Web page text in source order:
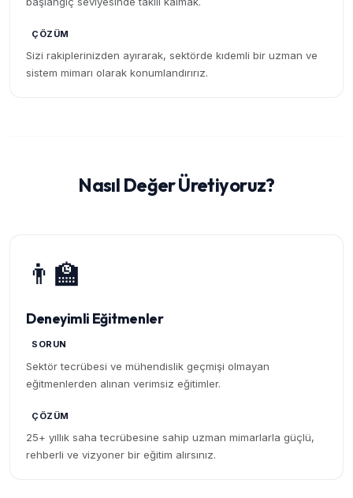
ÇÖZÜM
Sizi rakiplerinizden ayırarak, sektörde kıdemli bir uzman ve
sistem mimarı olarak konumlandırırız.
Nasıl Değer Üretiyoruz?
👨‍🏫
Deneyimli Eğitmenler
SORUN
Sektör tecrübesi ve mühendislik geçmişi olmayan
eğitmenlerden alınan verimsiz eğitimler.
ÇÖZÜM
25+ yıllık saha tecrübesine sahip uzman mimarlarla güçlü,
rehberli ve vizyoner bir eğitim alırsınız.